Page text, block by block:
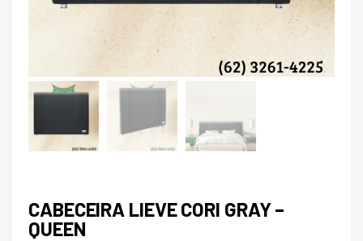
CABECEIRA LIEVE CORI GRAY –
QUEEN